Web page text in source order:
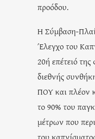
προόδου.
Η Σύμβαση-
Έλεγχο του
20ή επέτειό
διεθνής
ΠΟΥ και πλέον
το 90% του
μέτρων που
του